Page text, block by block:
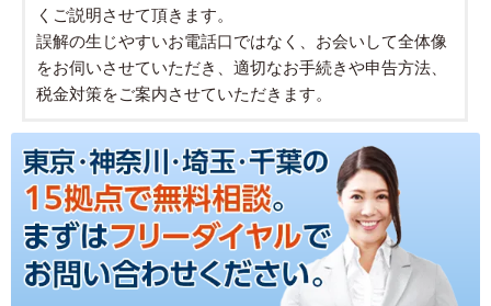
くご説明させて頂きます。
誤解の生じやすいお電話口ではなく、お会いして全体像
をお伺いさせていただき、適切なお手続きや申告方法、
税金対策をご案内させていただきます。